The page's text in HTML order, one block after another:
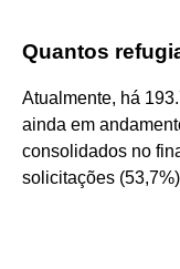
Quantos
Atualmente, há
ainda em
consolidados no
solicitações